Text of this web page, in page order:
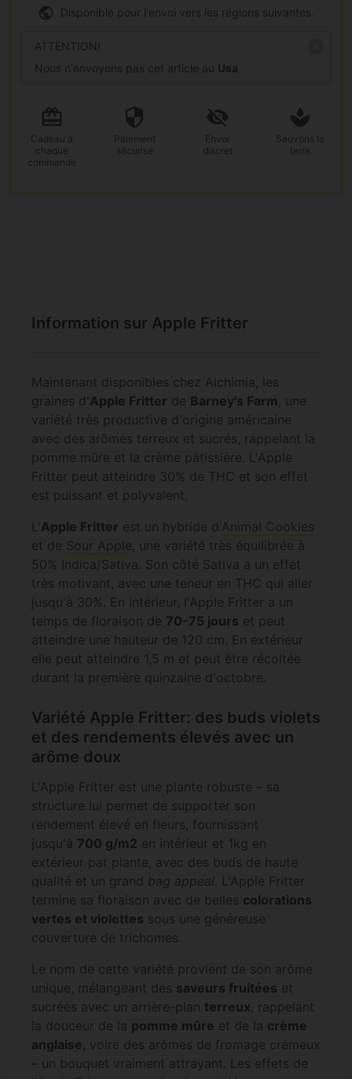
Disponible pour l'envoi vers les régions suivantes.
ATTENTION!
Nous n'envoyons pas cet article au Usa
Cadeau à
chaque
commande
Paiement
sécurisé
Envoi
discret
Sauvons la
terre
Information sur Apple Fritter
Maintenant disponibles chez Alchimia, les
graines d' Apple Fritter de Barney's Farm , une
variété très productive d'origine américaine
avec des arômes terreux et sucrés, rappelant la
pomme mûre et la crème pâtissière. L'Apple
Fritter peut atteindre 30% de THC et son effet
est puissant et polyvalent.
L' Apple Fritter est un hybride d' Animal Cookies
et de Sour Apple, une variété très équilibrée à
50% Indica/Sativa. Son côté Sativa a un effet
très motivant, avec une teneur en THC qui aller
jusqu'à 30%. En intérieur, l'Apple Fritter a un
temps de floraison de 70-75 jours et peut
atteindre une hauteur de 120 cm. En extérieur
elle peut atteindre 1,5 m et peut être récoltée
durant la première quinzaine d'octobre.
Variété Apple Fritter: des buds violets
et des rendements élevés avec un
arôme doux
L'Apple Fritter est une plante robuste – sa
structure lui permet de supporter son
rendement élevé en fleurs, fournissant
jusqu'à 700 g/m2 en intérieur et 1kg en
extérieur par plante, avec des buds de haute
qualité et un grand bag appeal. L'Apple Fritter
termine sa floraison avec de belles colorations
vertes et violettes sous une généreuse
couverture de trichomes.
Le nom de cette variété provient de son arôme
unique, mélangeant des saveurs fruitées et
sucrées avec un arrière-plan terreux, rappelant
la douceur de la pomme mûre et de la crème
anglaise, voire des arômes de fromage crémeux
– un bouquet vraiment attrayant. Les effets de